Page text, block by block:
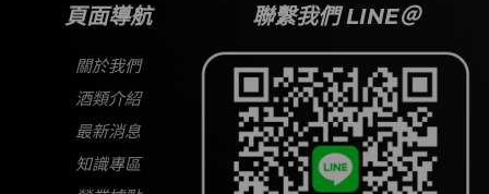
頁面導航
關於我們
酒類介紹
最新消息
知識專區
聯繫我們 LINE＠